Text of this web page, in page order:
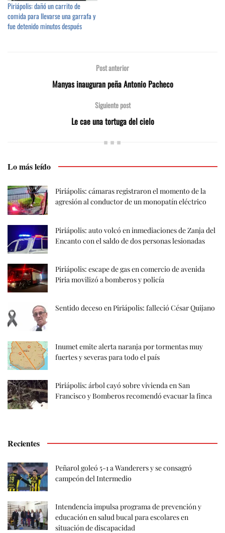
Piriápolis: dañó un carrito de
comida para llevarse una garrafa y
fue detenido minutos después
Post anterior
Manyas inauguran peña Antonio Pacheco
Siguiente post
Le cae una tortuga del cielo
Lo más leído
Piriápolis: cámaras registraron el momento de la
agresión al conductor de un monopatín eléctrico
Piriápolis: auto volcó en inmediaciones de Zanja del
Encanto con el saldo de dos personas lesionadas
Piriápolis: escape de gas en comercio de avenida
Piria movilizó a bomberos y policía
Sentido deceso en Piriápolis: falleció César Quijano
Inumet emite alerta naranja por tormentas muy
fuertes y severas para todo el país
Piriápolis: árbol cayó sobre vivienda en San
Francisco y Bomberos recomendó evacuar la finca
Recientes
Peñarol goleó 5-1 a Wanderers y se consagró
campeón del Intermedio
Intendencia impulsa programa de prevención y
educación en salud bucal para escolares en
situación de discapacidad